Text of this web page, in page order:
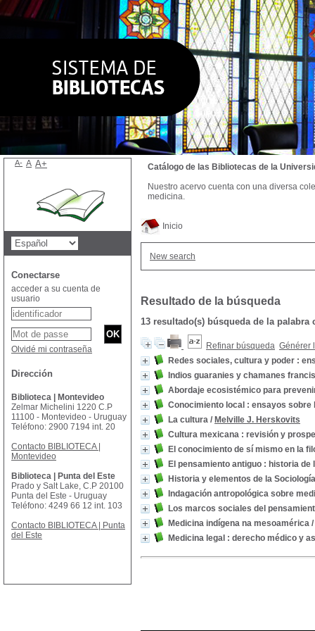
Inicio
New search
Resultado de la búsqueda
13 resultado(s) búsqueda de la palabra
Refinar búsqueda Générer
Redes sociales, cultura y poder :
Indios guaranies y chamanes
Abordaje ecosistémico para
Conocimiento local : ensayos
La cultura / Melville J. Herskovits
Cultura mexicana : revisión y
El conocimiento de sí mismo en la
El pensamiento antiguo : historia
Historia y elementos de la
Indagación antropológica sobre
Los marcos sociales del
Medicina indígena na mesoamérica /
Medicina legal : derecho médico y
Catálogo de las Bibliotecas de la
Nuestro acervo cuenta con una diversa
medicina.
A- A A+
Conectarse
acceder a su cuenta de
usuario
Olvidé mi contraseña
Dirección
Biblioteca | Montevideo
Zelmar Michelini 1220 C.P
11100 - Montevideo - Uruguay
Teléfono: 2900 7194 int. 20
Contacto BIBLIOTECA |
Montevideo
Biblioteca | Punta del Este
Prado y Salt Lake, C.P 20100
Punta del Este - Uruguay
Teléfono: 4249 66 12 int. 103
Contacto BIBLIOTECA | Punta
del Este